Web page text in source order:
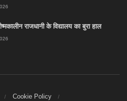
राजधानी के विद्यालय का बुरा हाल
Cookie Policy